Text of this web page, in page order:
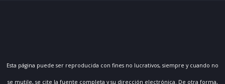
Esta página puede ser reproducida con fines no lucrativos, siempre y cuando no
se mutile, se cite la fuente completa y su dirección electrónica. De otra forma,